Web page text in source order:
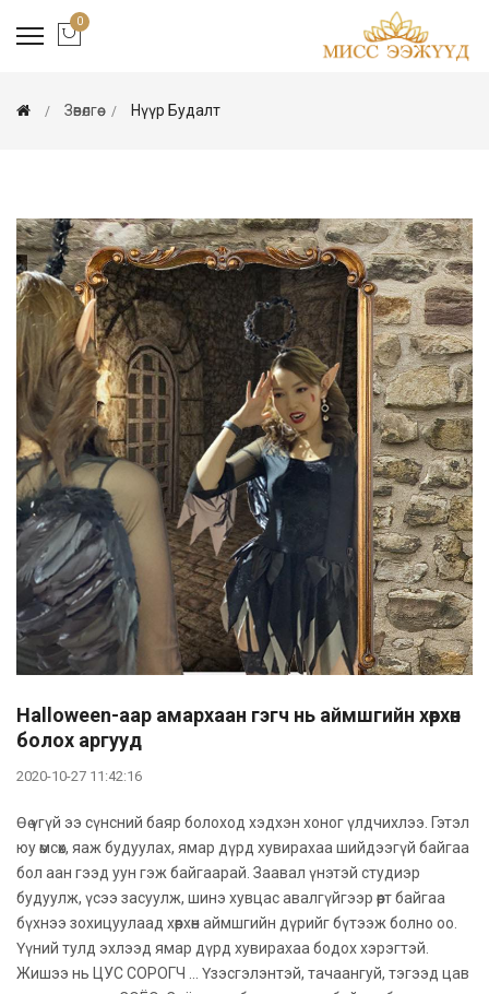
0
Зөвөлгөө Нүүр Будалт
Halloween-аар амархаан гэгч нь аймшгийн хөөрхөн
болох аргууд
2020-10-27 11:42:16
Өө үгүй ээ сүнсний баяр болоход хэдхэн хоног үлдчихлээ. Гэтэл
юу өмсөх, яаж будуулах, ямар дүрд хувирахаа шийдээгүй байгаа
бол аан гээд уун гэж байгаарай. Заавал үнэтэй студиэр
будуулж, үсээ засуулж, шинэ хувцас авалгүйгээр өөрт байгаа
бүхнээ зохицуулаад хөөрхөн аймшгийн дүрийг бүтээж болно оо.
Үүний тулд эхлээд ямар дүрд хувирахаа бодох хэрэгтэй.
Жишээ нь ЦУС СОРОГЧ ... Үзэсгэлэнтэй, тачаангуй, тэгээд цав